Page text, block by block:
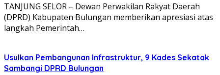
TANJUNG SELOR – Dewan Perwakilan Rakyat Daerah
(DPRD) Kabupaten Bulungan memberikan apresiasi atas
langkah Pemerintah…
Usulkan Pembangunan Infrastruktur, 9 Kades Sekatak
Sambangi DPRD Bulungan